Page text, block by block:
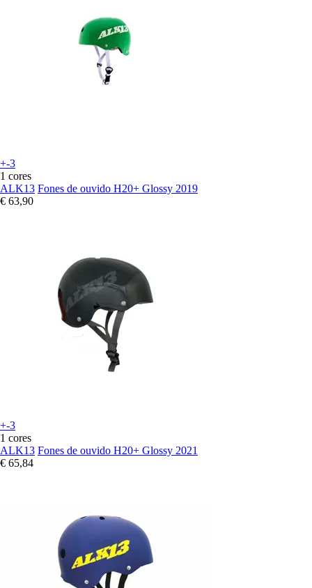
+-3
1 cores
ALK13 Fones de ouvido H20+ Glossy 2019
€ 63,90
+-3
1 cores
ALK13 Fones de ouvido H20+ Glossy 2021
€ 65,84